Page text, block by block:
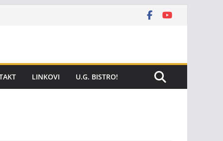
LINKOVI U.G. BISTRO!